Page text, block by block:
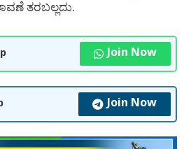
ತರಬಲ್ಲದು.
Join Now
Join Now